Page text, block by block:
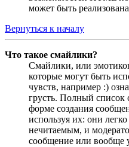
может быть
Вернуться к началу
Что такое смайлики?
Смайлики, или
которые могут быть
чувств, например :)
грусть. Полный список
форме создания
используя их: они
нечитаемым, и
сообщение или вообще